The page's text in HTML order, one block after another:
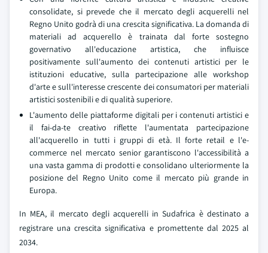
consolidate, si prevede che il mercato degli acquerelli nel
Regno Unito godrà di una crescita significativa. La domanda di
materiali ad acquerello è trainata dal forte sostegno
governativo all'educazione artistica, che influisce
positivamente sull'aumento dei contenuti artistici per le
istituzioni educative, sulla partecipazione alle workshop
d'arte e sull'interesse crescente dei consumatori per materiali
artistici sostenibili e di qualità superiore.
L'aumento delle piattaforme digitali per i contenuti artistici e
il fai-da-te creativo riflette l'aumentata partecipazione
all'acquerello in tutti i gruppi di età. Il forte retail e l'e-
commerce nel mercato senior garantiscono l'accessibilità a
una vasta gamma di prodotti e consolidano ulteriormente la
posizione del Regno Unito come il mercato più grande in
Europa.
In MEA, il mercato degli acquerelli in Sudafrica è destinato a
registrare una crescita significativa e promettente dal 2025 al
2034.